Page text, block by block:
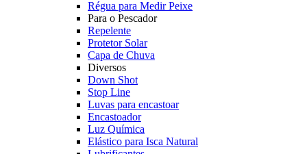
Régua para Medir Peixe
Para o Pescador
Repelente
Protetor Solar
Capa de Chuva
Diversos
Down Shot
Stop Line
Luvas para encastoar
Encastoador
Luz Química
Elástico para Isca Natural